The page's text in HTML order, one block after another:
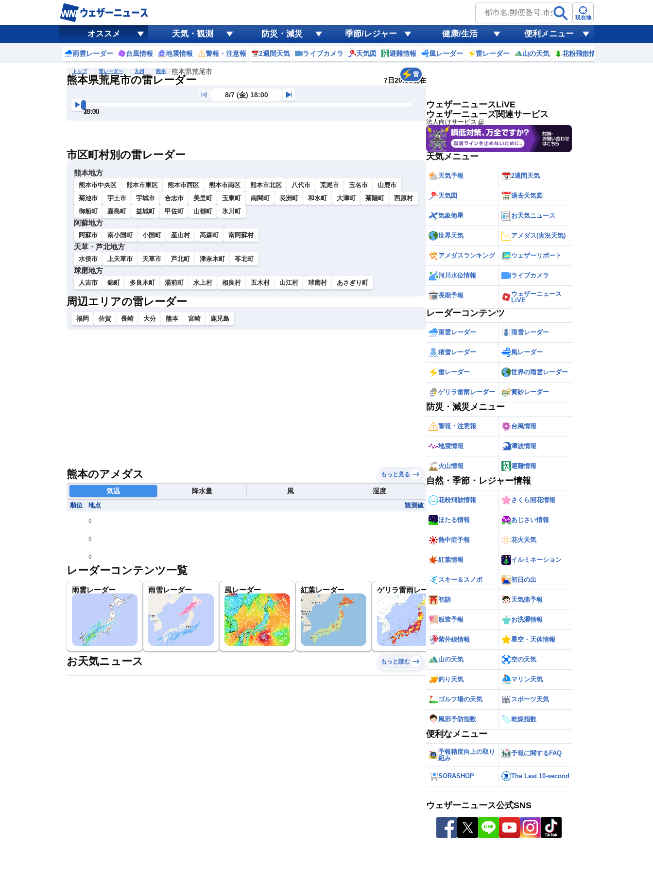
現在地
オススメ 天気・観測 防災・減災 季節/レジャー 健康/生活 便利メニュー
雨雲レーダー 台風情報 地震情報 警報・注意報 2週間天気 ライブカメラ 天気図 避難情報 風レーダー 雷レーダー 山の天気 花粉飛散情報
トップ 雷レーダー 九州 熊本 熊本県荒尾市
熊本県荒尾市の雷レーダー 7日20:50現在
雷
風
黄砂
天気 台風
8/7 (金) 18:00
18:00
18:30
19:00
19:30
20:00
20:30
市区町村別の雷レーダー
熊本地方
熊本市中央区 熊本市東区 熊本市西区 熊本市南区 熊本市北区 八代市 荒尾市 玉名市
山鹿市
菊池市
宇土市 宇城市 合志市 美里町 玉東町 南関町 長洲町 和水町 大津町 菊陽町
西原村
御船町
嘉島町 益城町 甲佐町 山都町 氷川町
阿蘇地方
阿蘇市 南小国町 小国町 産山村 高森町 南阿蘇村
天草・芦北地方
水俣市 上天草市 天草市 芦北町 津奈木町 苓北町
球磨地方
人吉市 錦町 多良木町 湯前町 水上村 相良村 五木村 山江村 球磨村 あさぎり町
周辺エリアの雷レーダー
福岡 佐賀 長崎 大分 熊本 宮崎 鹿児島
熊本のアメダス もっと見る
気温 降水量 風 湿度
順位 地点 観測値
()
()
()
レーダーコンテンツ一覧
雨雲レーダー 雨雪レーダー 風レーダー 紅葉レーダー ゲリラ雷雨レーダー 世界の雨雲レーダー
お天気ニュース もっと読む
ウェザーニュースLiVE
ウェザーニューズ関連サービス
法人向けサービス
天気メニュー
天気予報 2週間天気
天気図 過去天気図
気象衛星 お天気ニュース
世界天気 アメダス(実況天気)
アメダスランキング ウェザーリポート
河川水位情報 ライブカメラ
長期予報
ウェザーニュース
LiVE
レーダーコンテンツ
雨雲レーダー 雨雪レーダー
積雪レーダー 風レーダー
雷レーダー 世界の雨雲レーダー
ゲリラ雷雨レーダー 黄砂レーダー
防災・減災メニュー
警報・注意報 台風情報
地震情報 津波情報
火山情報 避難情報
自然・季節・レジャー情報
花粉飛散情報 さくら開花情報
ほたる情報 あじさい情報
熱中症予報 花火天気
紅葉情報 イルミネーション
スキー＆スノボ 初日の出
初詣 天気痛予報
服装予報 お洗濯情報
紫外線情報 星空・天体情報
山の天気 空の天気
釣り天気 マリン天気
ゴルフ場の天気 スポーツ天気
風邪予防指数 乾燥指数
便利なメニュー
予報精度向上の取り
組み
予報に関するFAQ
SORASHOP The Last 10-second
ウェザーニュース公式SNS